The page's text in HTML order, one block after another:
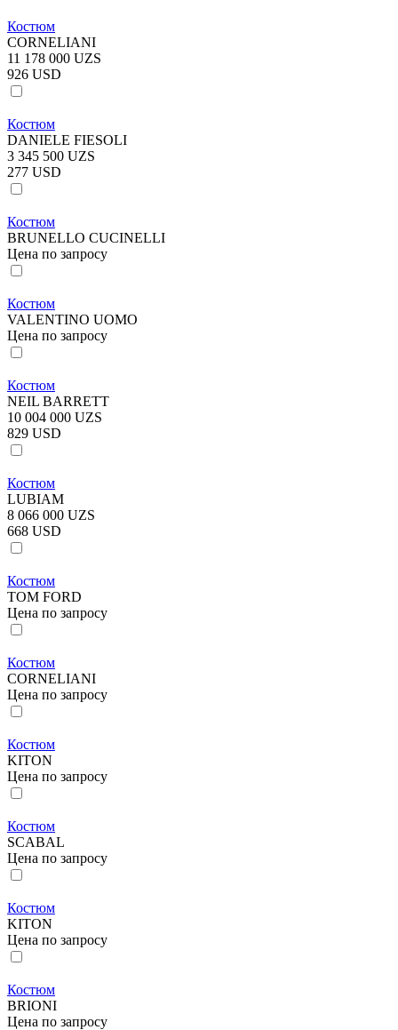
Костюм
CORNELIANI
11 178 000 UZS
926 USD
Костюм
DANIELE FIESOLI
3 345 500 UZS
277 USD
Костюм
BRUNELLO CUCINELLI
Цена по запросу
Костюм
VALENTINO UOMO
Цена по запросу
Костюм
NEIL BARRETT
10 004 000 UZS
829 USD
Костюм
LUBIAM
8 066 000 UZS
668 USD
Костюм
TOM FORD
Цена по запросу
Костюм
CORNELIANI
Цена по запросу
Костюм
KITON
Цена по запросу
Костюм
SCABAL
Цена по запросу
Костюм
KITON
Цена по запросу
Костюм
BRIONI
Цена по запросу